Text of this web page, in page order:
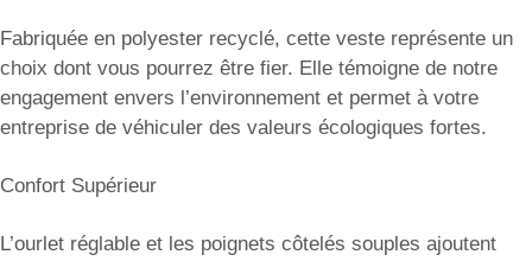
Fabriquée en polyester recyclé, cette veste représente un
choix dont vous pourrez être fier. Elle témoigne de notre
engagement envers l’environnement et permet à votre
entreprise de véhiculer des valeurs écologiques fortes.
Confort Supérieur
L’ourlet réglable et les poignets côtelés souples ajoutent